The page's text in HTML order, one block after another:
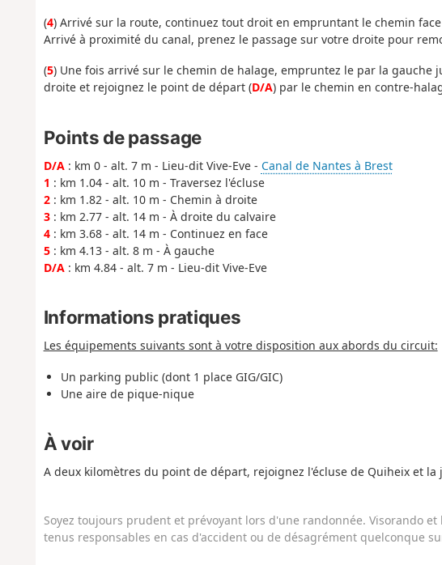
(4) Arrivé sur la route, continuez tout droit en empruntant le chemin
Arrivé à proximité du canal, prenez le passage sur votre droite pour
(5) Une fois arrivé sur le chemin de halage, empruntez le par la gauche
droite et rejoignez le point de départ (D/A) par le chemin en contre-
Points de passage
D/A: km 0 - alt. 7 m - Lieu-dit Vive-Eve - Canal de Nantes à Brest
1 : km 1.04 - alt. 10 m - Traversez l'écluse
2: km 1.82 - alt. 10 m - Chemin à droite
3: km 2.77 - alt. 14 m - À droite du calvaire
4: km 3.68 - alt. 14 m - Continuez en face
5: km 4.13 - alt. 8 m - À gauche
D/A: km 4.84 - alt. 7 m - Lieu-dit Vive-Eve
Informations pratiques
Les équipements suivants sont à votre disposition aux abords du circuit:
Un parking public (dont 1 place GIG/GIC)
Une aire de pique-nique
À voir
A deux kilomètres du point de départ, rejoignez l'écluse de Quiheix et la
Soyez toujours prudent et prévoyant lors d'une randonnée. Visorando
tenus responsables en cas d'accident ou de désagrément quelconque